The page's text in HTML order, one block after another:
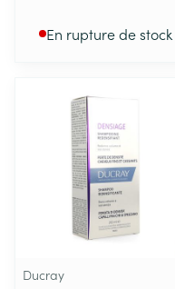
En rupture de stock
Ducray